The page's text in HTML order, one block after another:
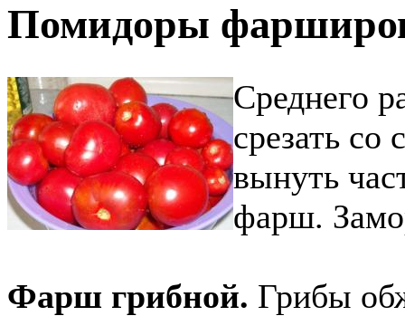
Помидоры
Среднего
срезать
вынуть
фарш.
Фарш грибной. Грибы